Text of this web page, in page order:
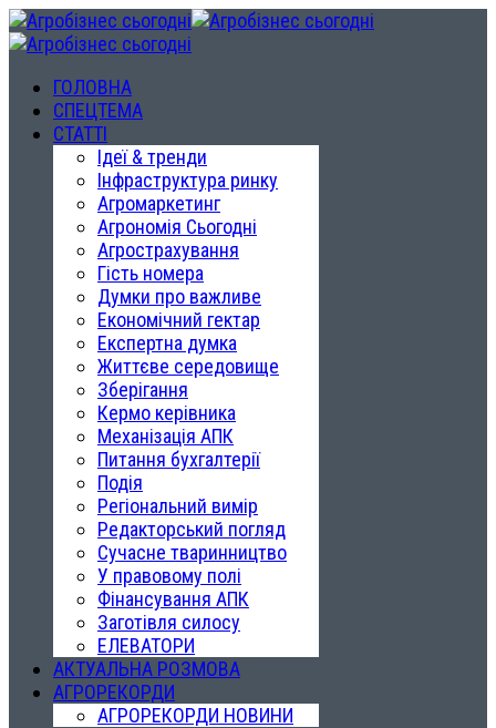
ГОЛОВНА
СПЕЦТЕМА
СТАТТІ
Ідеї & тренди
Інфраструктура ринку
Агромаркетинг
Агрономія Сьогодні
Агрострахування
Гість номера
Думки про важливе
Економічний гектар
Експертна думка
Життєве середовище
Зберігання
Кермо керівника
Механізація АПК
Питання бухгалтерії
Подія
Регіональний вимір
Редакторський погляд
Сучасне тваринництво
У правовому полі
Фінансування АПК
Заготівля силосу
ЕЛЕВАТОРИ
АКТУАЛЬНА РОЗМОВА
АГРОРЕКОРДИ
АГРОРЕКОРДИ НОВИНИ